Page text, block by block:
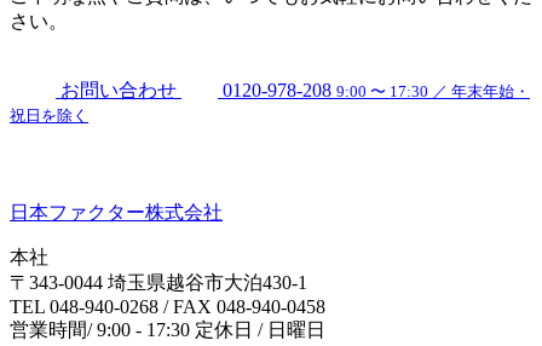
さい。
お問い合わせ 0120-978-208 9:00 〜 17:30 ／ 年末年始・
祝日を除く
日本ファクター株式会社
本社
〒343-0044 埼玉県越谷市大泊430-1
TEL 048-940-0268 / FAX 048-940-0458
営業時間/ 9:00 - 17:30 定休日 / 日曜日